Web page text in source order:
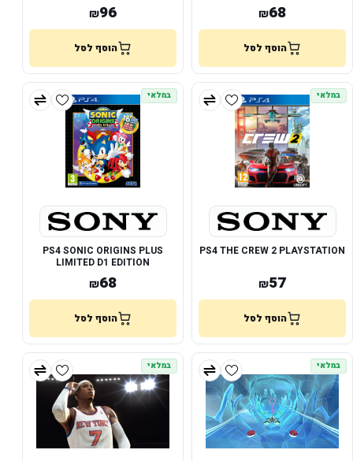
₪68
הוסף לסל
₪96
הוסף לסל
במלאי
PS4 THE CREW 2 PLAYSTATION
₪57
הוסף לסל
במלאי
PS4 SONIC ORIGINS PLUS
LIMITED D1 EDITION
PLAYSTATION
₪68
הוסף לסל
במלאי במלאי